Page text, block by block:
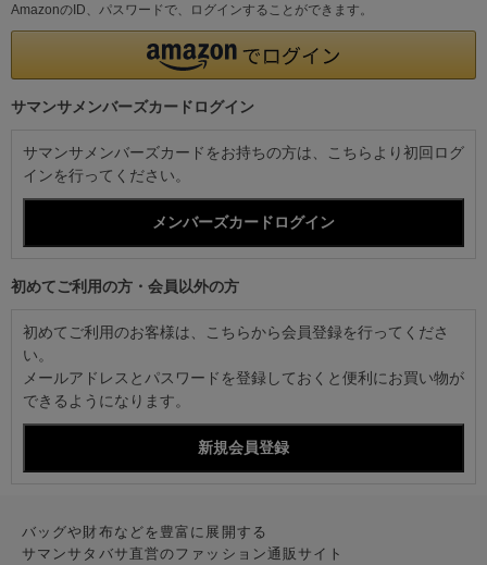
AmazonのID、パスワードで、ログインすることができます。
サマンサメンバーズカードログイン
サマンサメンバーズカードをお持ちの方は、こちらより初回ログ
インを行ってください。
初めてご利用の方・会員以外の方
初めてご利用のお客様は、こちらから会員登録を行ってくださ
い。
メールアドレスとパスワードを登録しておくと便利にお買い物が
できるようになります。
バッグや財布などを豊富に展開する
サマンサタバサ直営のファッション通販サイト